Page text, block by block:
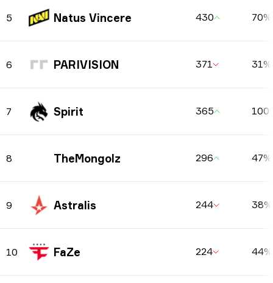
5 Natus Vincere 430 70%
6 PARIVISION 371 31%
7 Spirit 365
8 TheMongolz 296 47%
9 Astralis 244 38%
10 FaZe 224 44%